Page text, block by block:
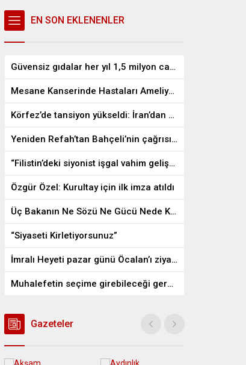
EN SON EKLENENLER
Güvensiz gıdalar her yıl 1,5 milyon can alıyor
Mesane Kanserinde Hastaları Ameliyattan Kurtaran İlaç
Körfez’de tansiyon yükseldi: İran’dan ABD üslerine misilleme
Yeniden Refah’tan Bahçeli’nin çağrısına destek
“Filistin’deki siyonist işgal vahim gelişmelere gebe”
Özgür Özel: Kurultay için ilk imza atıldı
Üç Bakanın Ne Sözü Ne Gücü Nede Kudreti Yetmedi
“Siyaseti Kirletiyorsunuz”
İmralı Heyeti pazar günü Öcalan’ı ziyaret edecek
Muhalefetin seçime girebileceği gerçek bir alan kalmayabilir
Gazeteler